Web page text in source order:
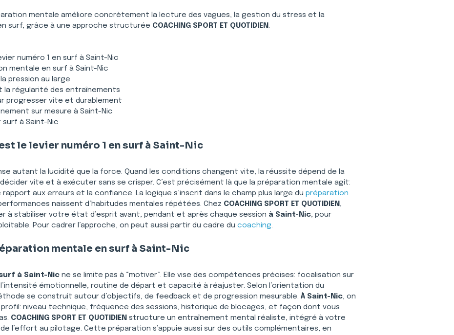
mentale améliore concrètement la lecture des vagues, la gestion du stress et la
surf, grâce à une approche structurée COACHING SPORT ET QUOTIDIEN.
numéro 1 en surf à Saint-Nic
mentale en surf à Saint-Nic
pression au large
la régularité des entraînements
progresser vite et durablement
sur mesure à Saint-Nic
surf à Saint-Nic
le levier numéro 1 en surf à Saint-Nic
autant la lucidité que la force. Quand les conditions changent vite, la réussite dépend de la
vite et à exécuter sans se crisper. C’est précisément là que la préparation mentale agit:
aux erreurs et la confiance. La logique s’inscrit dans le champ plus large du préparation
naissent d’habitudes mentales répétées. Chez COACHING SPORT ET QUOTIDIEN ,
à stabiliser votre état d’esprit avant, pendant et après chaque session à Saint-Nic, pour
Pour cadrer l’approche, on peut aussi partir du cadre du coaching.
mentale en surf à Saint-Nic
à Saint-Nic ne se limite pas à “motiver”. Elle vise des compétences précises: focalisation sur
émotionnelle, routine de départ et capacité à réajuster. Selon l’orientation du
se construit autour d’objectifs, de feedback et de progression mesurable. À Saint-Nic, on
niveau technique, fréquence des sessions, historique de blocages, et façon dont vous
COACHING SPORT ET QUOTIDIEN structure un entraînement mental réaliste, intégré à votre
l’effort au pilotage. Cette préparation s’appuie aussi sur des outils complémentaires, en